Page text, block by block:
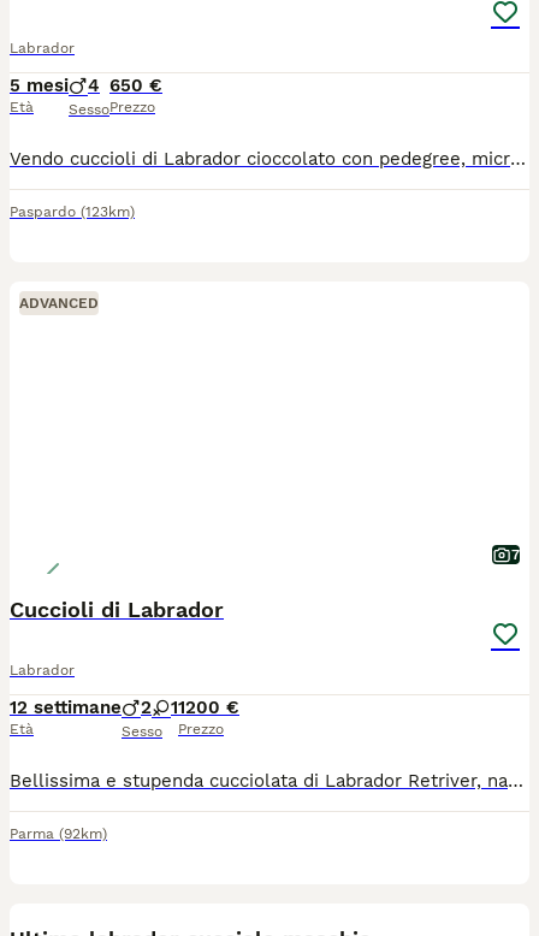
Labrador
5 mesi
Età
4
Sesso
650 €
Prezzo
Vendo cuccioli di Labrador cioccolato con pedegree, microchip, vaccinazioni e sverminati. Il parto della madre è stato seguito da me in persona, e sono nati 8 cuccioli sani, sia la mamma che il papà vengono da allevamenti certificati e hanno un ottima linea di sangue. Contattare al: 3458509053
Paspardo (123km)
ADVANCED
7
Cuccioli di Labrador
Labrador
12 settimane
Età
2 1
Sesso
1200 €
Prezzo
Bellissima e stupenda cucciolata di Labrador Retriver, nati il 16 maggio 2026. Cuccioli molto vivaci, giocosi e affettuosi. Genitori esenti da malattie ereditarie. Verranno ceduti con microchip, vaccinazioni e sverminazione. Contattare dopo le 17
Parma (92km)